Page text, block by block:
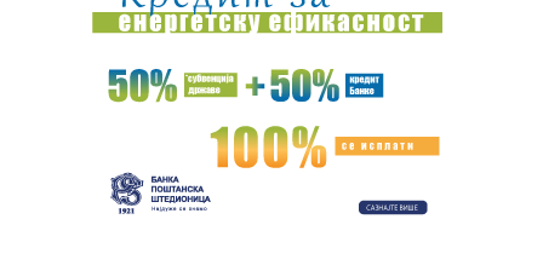
00:18:Horor u Nemačkoj! Pedijatar optužen za 130 monstruoznih
dela na...
00:14:Bioskopski repertoari, 14-20. maj 2026.
BRANKO ODVEO VALENSIJU NA FAJNAL-FOR: Panatinaikos
00:05:Rodrigao i Mateus "ukrali" trofej Vojvodini! Hajlajtsi